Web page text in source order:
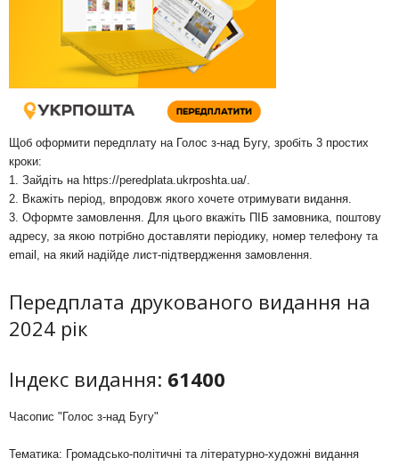
Щоб оформити передплату на Голос з-над Бугу, зробіть 3 простих
кроки:
1. Зайдіть на https://peredplata.ukrposhta.ua/
2. Вкажіть період, впродовж якого хочете отримувати видання.
3. Оформте замовлення. Для цього вкажіть ПІБ замовника, поштову
адресу, за якою потрібно доставляти періодику, номер телефону та
email, на який надійде лист-підтвердження замовлення.
Передплата друкованого видання на
2024 рік
Індекс видання: 61400
Часопис "Голос з-над Бугу"
Тематика: Громадсько-політичні та літературно-художні видання